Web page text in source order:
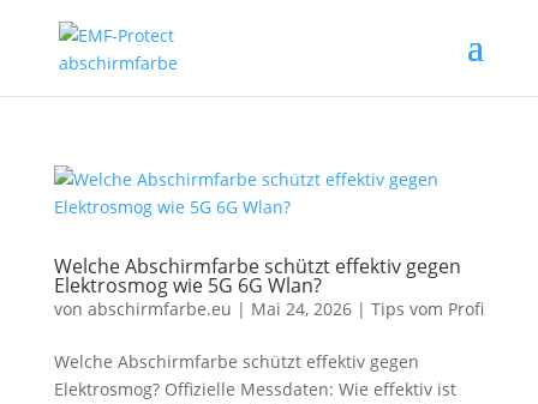
Welche Abschirmfarbe schützt effektiv gegen
Elektrosmog wie 5G 6G Wlan?
von abschirmfarbe.eu | Mai 24, 2026| Tips vom Profi
Welche Abschirmfarbe schützt effektiv gegen
Elektrosmog? Offizielle Messdaten: Wie effektiv ist